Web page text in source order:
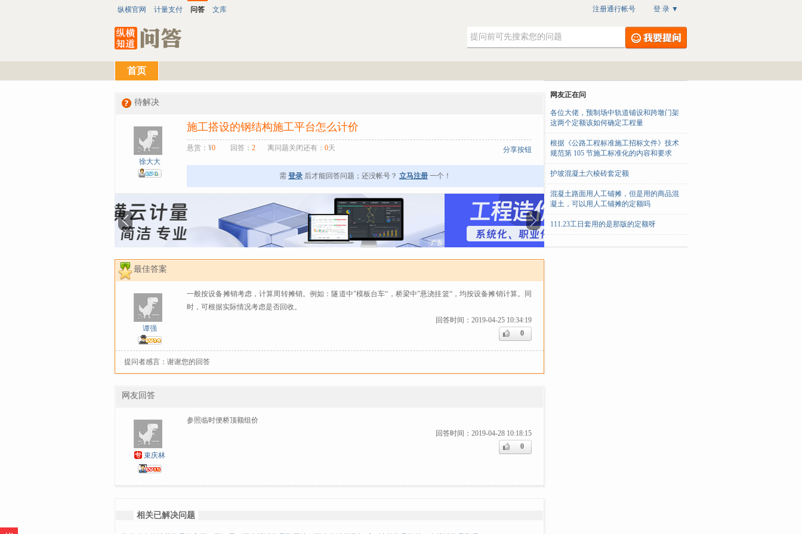
纵横官网 计量支付 问答 文库 注册通行帐号 登 录 ▼
首页
网友正在问
各位大佬，预制场中轨道铺设和跨墩门架
这两个定额该如何确定工程量
根据《公路工程标准施工招标文件》技术
规范第 105 节施工标准化的内容和要求
护坡混凝土六棱砖套定额
混凝土路面用人工铺摊，但是用的商品混
凝土，可以用人工铺摊的定额吗
111.23工日套用的是那版的定额呀
待解决
徐大大
施工搭设的钢结构施工平台怎么计价
分享按钮
悬赏：¥0 回答： 2 离问题关闭还有： 0天
需 登录 后才能回答问题；还没帐号？ 立马注册 一个！
最佳答案
谭强
一般按设备摊销考虑，计算周转摊销。例如：隧道中”模板台车“，桥梁中”悬浇挂篮“，均按设备摊销计算。同
时，可根据实际情况考虑是否回收。
回答时间：2019-04-25 10:34:19
0
提问者感言：谢谢您的回答
网友回答
束庆林
参照临时便桥顶额组价
回答时间：2019-04-28 10:18:15
0
相关已解决问题